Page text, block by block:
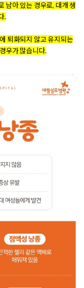
남아 있는 경우로, 대개 생
.
퇴화되지 않고 유지되는
우가 많습니다.